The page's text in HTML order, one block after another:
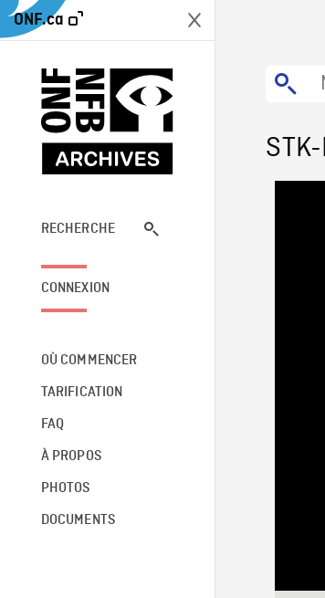
ONF.ca
RECHERCHE
CONNEXION
OÙ COMMENCER
TARIFICATION
FAQ
À PROPOS
PHOTOS
DOCUMENTS